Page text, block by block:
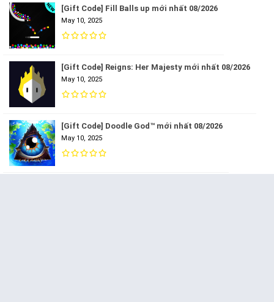
[Gift Code] Fill Balls up mới nhất 08/2026
May 10, 2025
[Gift Code] Reigns: Her Majesty mới nhất 08/2026
May 10, 2025
[Gift Code] Doodle God™ mới nhất 08/2026
May 10, 2025